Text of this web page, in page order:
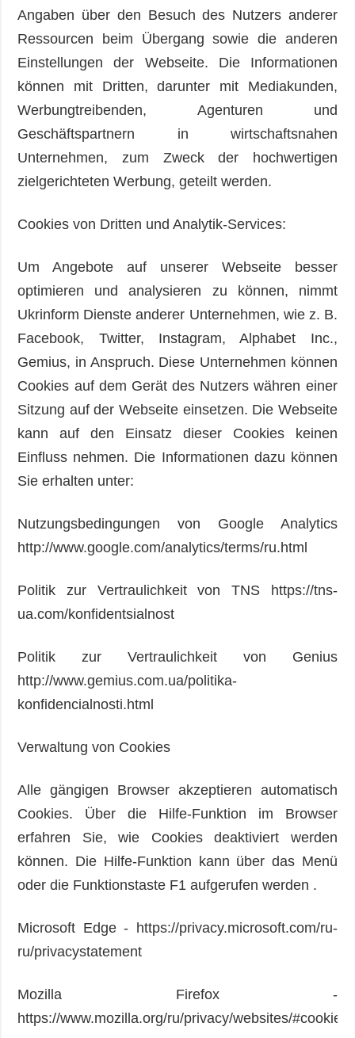
Angaben über den Besuch des Nutzers anderer
Ressourcen beim Übergang sowie die anderen
Einstellungen der Webseite. Die Informationen
können mit Dritten, darunter mit Mediakunden,
Werbungtreibenden, Agenturen und
Geschäftspartnern in wirtschaftsnahen
Unternehmen, zum Zweck der hochwertigen
zielgerichteten Werbung, geteilt werden.
Cookies von Dritten und Analytik-Services:
Um Angebote auf unserer Webseite besser
optimieren und analysieren zu können, nimmt
Ukrinform Dienste anderer Unternehmen, wie z. B.
Facebook, Twitter, Instagram, Alphabet Inc.,
Gemius, in Anspruch. Diese Unternehmen können
Cookies auf dem Gerät des Nutzers währen einer
Sitzung auf der Webseite einsetzen. Die Webseite
kann auf den Einsatz dieser Cookies keinen
Einfluss nehmen. Die Informationen dazu können
Sie erhalten unter:
Nutzungsbedingungen von Google Analytics
http://www.google.com/analytics/terms/ru.html
Politik zur Vertraulichkeit von TNS https://tns-
ua.com/konfidentsialnost
Politik zur Vertraulichkeit von Genius
http://www.gemius.com.ua/politika-
konfidencialnosti.html
Verwaltung von Cookies
Alle gängigen Browser akzeptieren automatisch
Cookies. Über die Hilfe-Funktion im Browser
erfahren Sie, wie Cookies deaktiviert werden
können. Die Hilfe-Funktion kann über das Menü
oder die Funktionstaste F1 aufgerufen werden .
Microsoft Edge - https://privacy.microsoft.com/ru-
ru/privacystatement
Mozilla Firefox -
https://www.mozilla.org/ru/privacy/websites/#cookies